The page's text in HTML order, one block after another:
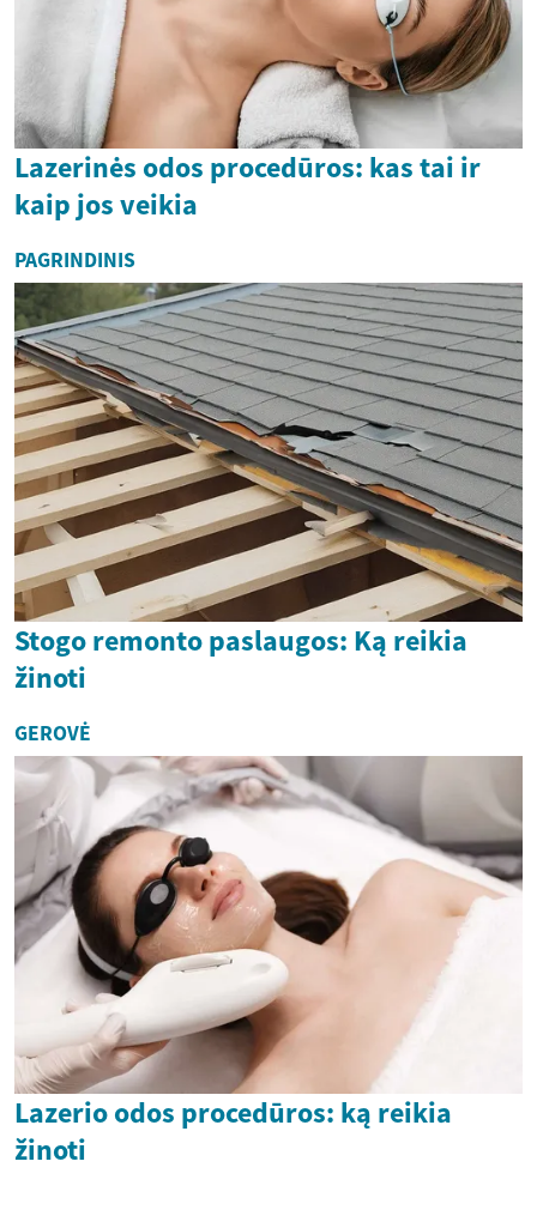
Lazerinės odos procedūros: kas tai ir
kaip jos veikia
PAGRINDINIS
Stogo remonto paslaugos: Ką reikia
žinoti
GEROVĖ
Lazerio odos procedūros: ką reikia
žinoti